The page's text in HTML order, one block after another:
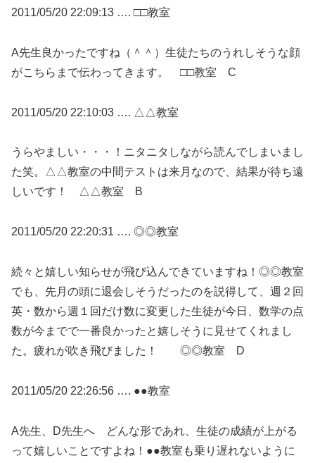
2011/05/20 22:09:13 …. □□教室
A先生良かったですね（＾＾）生徒たちのうれしそうな顔
がこちらまで伝わってきます。 □□教室 C
2011/05/20 22:10:03 …. △△教室
うらやましい・・・！ニタニタしながら読んでしまいまし
た笑。△△教室の中間テストは来月なので、結果が待ち遠
しいです！ △△教室 B
2011/05/20 22:20:31 …. ◎◎教室
続々と嬉しい知らせが飛び込んできていますね！◎◎教室
でも、先月の頭に退会しそうだったのを説得して、週２回
英・数から週１回だけ数に変更した生徒が今日、数学の点
数が今までで一番良かったと嬉しそうに見せてくれまし
た。疲れが吹き飛びました！ ◎◎教室 D
2011/05/20 22:26:56 …. ●●教室
A先生、D先生へ どんな形であれ、生徒の成績が上がる
って嬉しいことですよね！●●教室も乗り遅れないように